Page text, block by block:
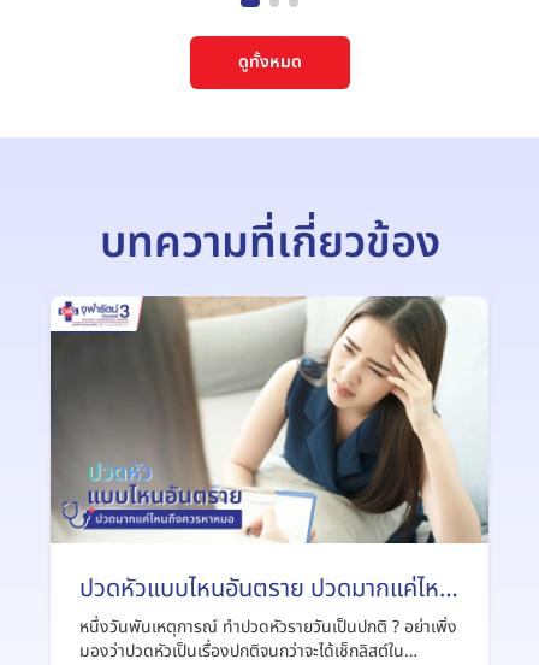
ดูทั้งหมด
บทความที่เกี่ยวข้อง
ปวดหัวแบบไหนอันตราย ปวดมากแค่ไหน
ถึงควรหาหมอ ?
หนึ่งวันพันเหตุการณ์ ทำปวดหัวรายวันเป็นปกติ ? อย่าเพิ่ง
มองว่าปวดหัวเป็นเรื่องปกติจนกว่าจะได้เช็กลิสต์ใน